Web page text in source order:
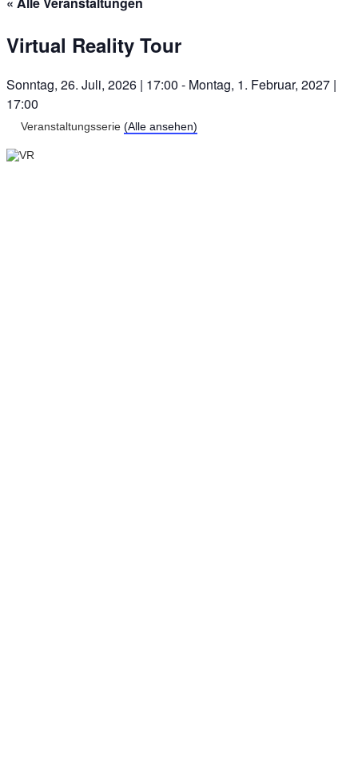
Virtual Reality Tour
Sonntag, 26. Juli, 2026 | 17:00 - Montag, 1. Februar, 2027 |
17:00
Veranstaltungsserie (Alle ansehen)